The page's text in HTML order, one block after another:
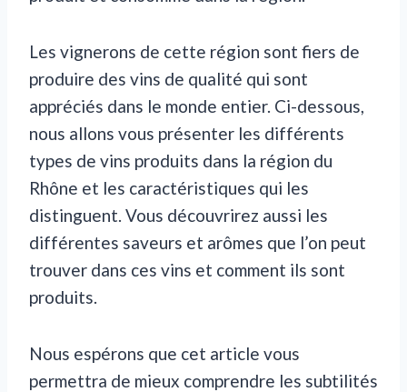
Les vignerons de cette région sont fiers de
produire des vins de qualité qui sont
appréciés dans le monde entier. Ci-dessous,
nous allons vous présenter les différents
types de vins produits dans la région du
Rhône et les caractéristiques qui les
distinguent. Vous découvrirez aussi les
différentes saveurs et arômes que l’on peut
trouver dans ces vins et comment ils sont
produits.
Nous espérons que cet article vous
permettra de mieux comprendre les subtilités